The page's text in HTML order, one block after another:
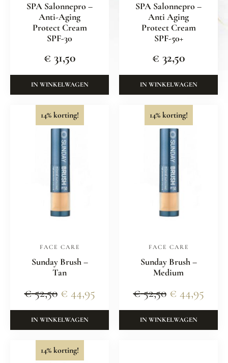
SPA Salonnepro –
Anti-Aging
Protect Cream
SPF-30
€ 31,50
IN WINKELWAGEN
SPA Salonnepro –
Anti Aging
Protect Cream
SPF-50+
€ 32,50
IN WINKELWAGEN
14% korting!
FACE CARE
Sunday Brush –
Tan
€52,50 € 44,95
IN WINKELWAGEN
14% korting!
FACE CARE
Sunday Brush –
Medium
€52,50 € 44,95
IN WINKELWAGEN
14% korting!